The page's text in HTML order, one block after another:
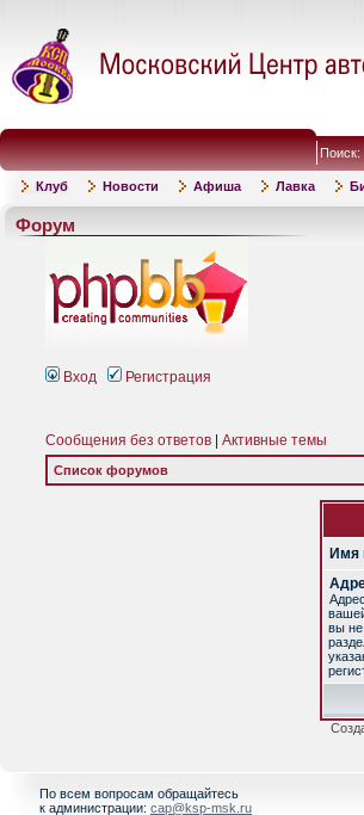
Клуб Новости Афиша Лавка
Форум
Вход Регистрация
Сообщения без ответов Активные темы
Список форумов
Имя
вы не
По всем вопросам обращайтесь
к администрации: cap@ksp-msk.ru